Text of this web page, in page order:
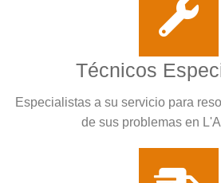
Técnicos
Especialistas a su servicio para
de sus problemas en